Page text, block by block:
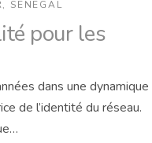
, SENEGAL
pour les
dans une dynamique
de l’identité du réseau.